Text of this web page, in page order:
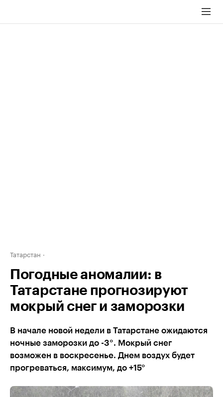
Татарстан
Погодные аномалии: в
Татарстане прогнозируют
мокрый снег и заморозки
В начале новой недели в Татарстане ожидаются
ночные заморозки до -3°. Мокрый снег
возможен в воскресенье. Днем воздух будет
прогреваться, максимум, до +15°